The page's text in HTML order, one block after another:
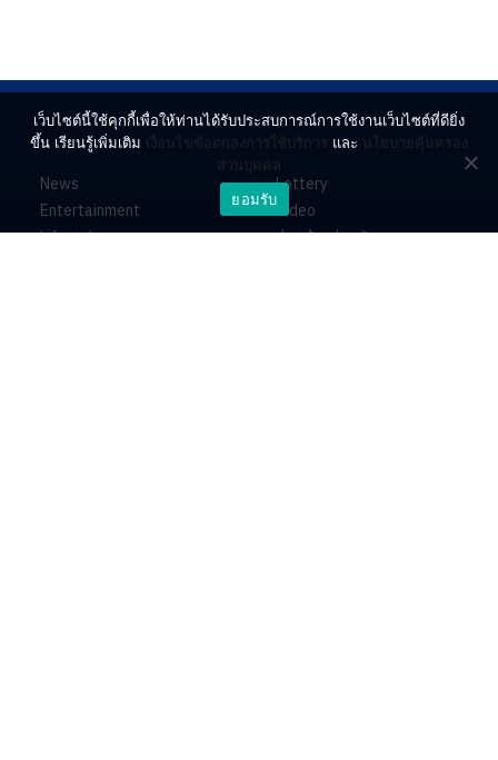
News
Entertainment
Lifestyle
Lottery
Video
ร่วมด้วยช่วยกัน
เว็บไซต์นี้ใช้คุกกี้เพื่อให้ท่านได้รับประสบการณ์การใช้งานเว็บไซต์ที่ดียิ่ง
ขึ้น เรียนรู้เพิ่มเติม เงื่อนไขข้อตกลงการใช้บริการ และ นโยบายคุ้มครอง
ส่วนบุคคล
ยอมรับ